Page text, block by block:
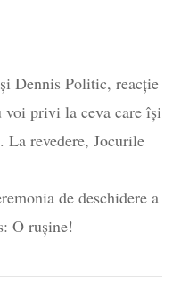
Dennis Politic, reacție
voi privi la ceva care își
revedere, Jocurile
de deschidere a
O rușine!